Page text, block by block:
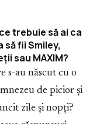
trebuie să ai ca
să fii Smiley,
sau MAXIM?
s-au născut cu o
de picior și
zile și nopți?